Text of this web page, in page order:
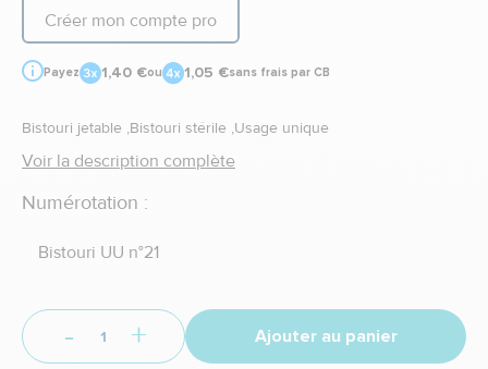
Créer mon compte pro
Payez 1,40 €ou 1,05 €sans frais par CB
Bistouri jetable ,Bistouri stérile ,Usage unique
Voir la description complète
Numérotation :
Bistouri UU n°21
- + Ajouter au panier